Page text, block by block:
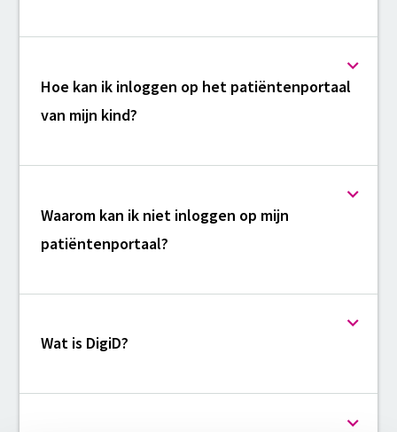
Hoe kan ik inloggen op het patiëntenportaal
van mijn kind?
Waarom kan ik niet inloggen op mijn
patiëntenportaal?
Wat is DigiD?